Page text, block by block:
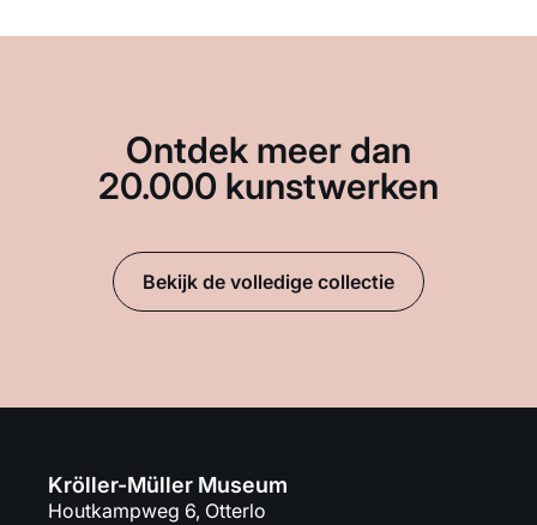
Ontdek meer dan
20.000 kunstwerken
Bekijk de volledige collectie
Kröller-Müller Museum
Houtkampweg 6, Otterlo